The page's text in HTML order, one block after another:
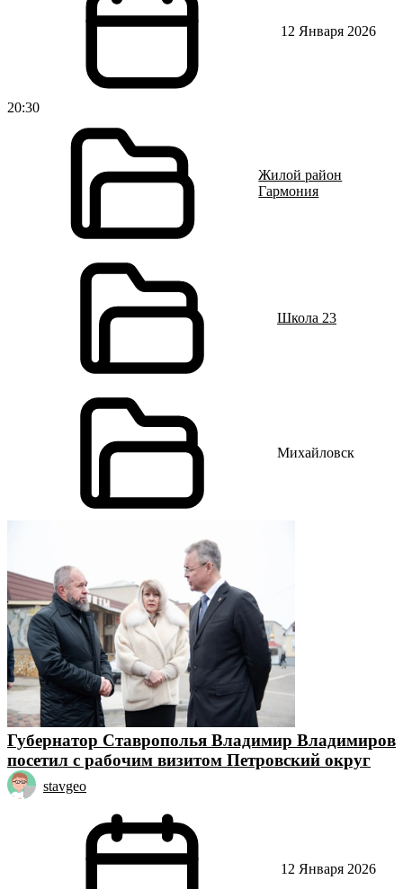
12 Января 2026
20:30
Жилой район
Гармония
Школа 23
Михайловск
Губернатор Ставрополья Владимир Владимиров
посетил с рабочим визитом Петровский округ
stavgeo
12 Января 2026